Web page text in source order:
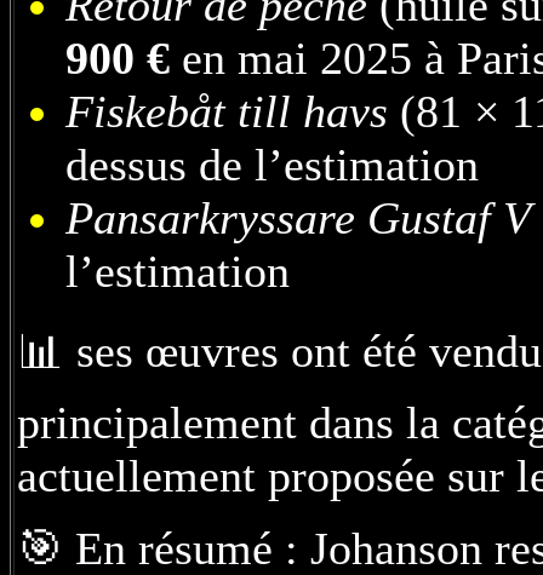
900 € en mai 2025 à
Fiskebåt till havs (81 ×
dessus de l’estimation
Pansarkryssare Gustaf V
l’estimation
📊 ses œuvres ont été
principalement dans la
actuellement proposée sur
🎯 En résumé : Johanson